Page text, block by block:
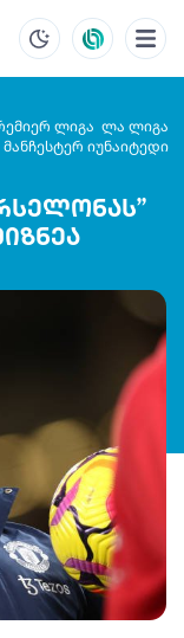
ლიგა ლა ლიგა
მანჩესტერ იუნაიტედი